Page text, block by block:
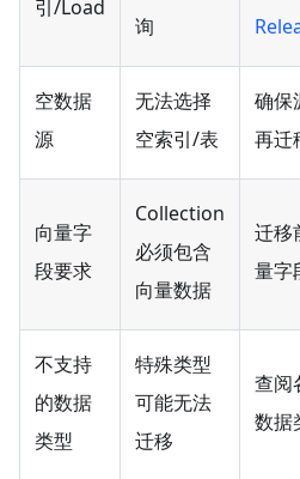
引/Load
询
空数据
源
无法选择
空索引/表
确保
再迁
向量字
段要求
Collection
必须包含
向量数据
迁移
量字
不支持
的数据
类型
特殊类型
可能无法
迁移
查阅
数据